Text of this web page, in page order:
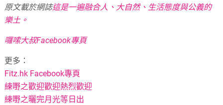
原文載於網誌這是一遍融合人、大自然、生活態度與公義的
樂土。
囉嗦大叔Facebook專頁
更多：
Fitz.hk Facebook專頁
練嘢之歡迎歡迎熱烈歡迎
練嘢之曬完月光等日出